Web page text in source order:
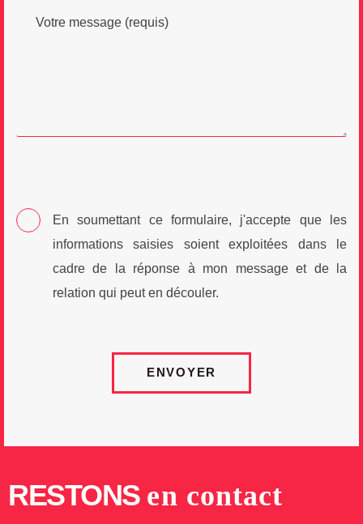
En soumettant ce formulaire, j'accepte que les
informations saisies soient exploitées dans le
cadre de la réponse à mon message et de la
relation qui peut en découler.
ENVOYER
RESTONS en contact